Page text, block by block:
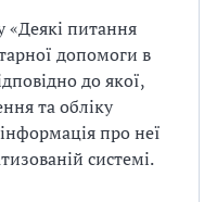
«Деякі питання
допомоги в
до якої,
та обліку
про неї
системі.